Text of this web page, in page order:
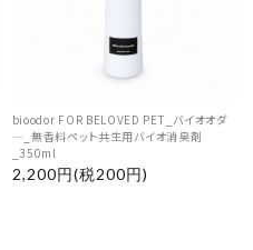
bioodor FOR BELOVED PET_バイオオダ
―_無香料ペット共生用バイオ消臭剤
_350ml
2,200円(税200円)